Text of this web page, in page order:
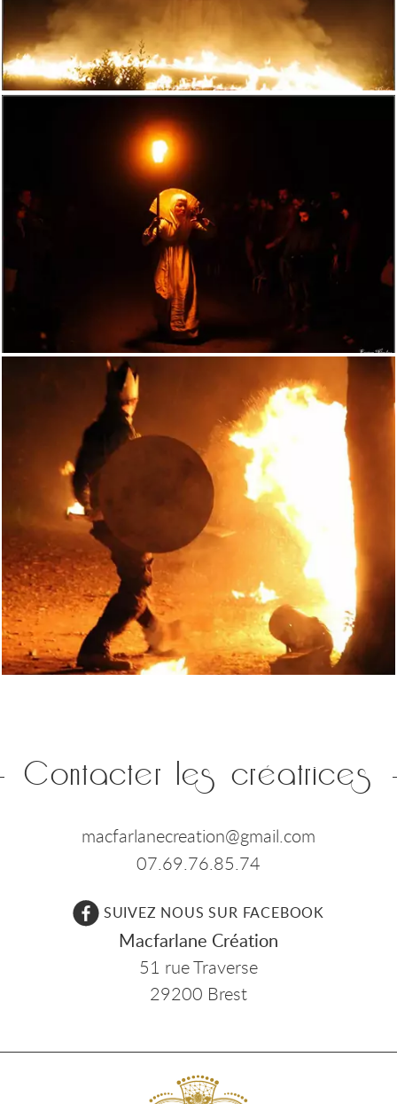
Contacter les créatrices
macfarlanecreation@gmail.com
07.69.76.85.74
SUIVEZ NOUS SUR FACEBOOK
Macfarlane Création
51 rue Traverse
29200 Brest